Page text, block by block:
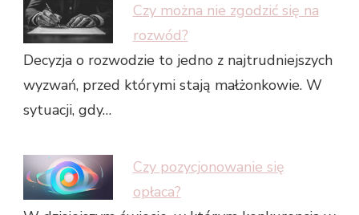
Czy można nie zgodzić się na
rozwód?
Decyzja o rozwodzie to jedno z najtrudniejszych
wyzwań, przed którymi stają małżonkowie. W
sytuacji, gdy…
Czy pozycjonowanie się
opłaca?